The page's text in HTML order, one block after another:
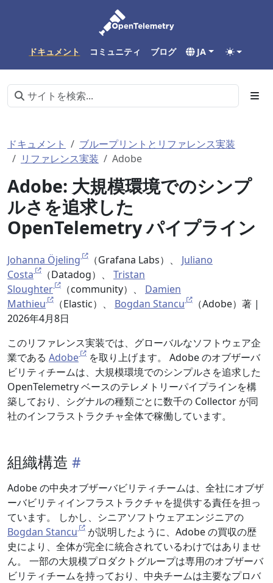
ドキュメント コミュニティ ブログ JA
ドキュメント
ブループリントとリファレンス実装
リファレンス実装
Adobe
Adobe: 大規模環境でのシンプ
ルさを追求した
OpenTelemetry パイプライン
Johanna Öjeling （Grafana Labs）、 Juliano
Costa
（Datadog）、 Tristan
Sloughter
（community）、 Damien
Mathieu
（Elastic）、 Bogdan Stancu
（Adobe）著 |
2026年4月8日
このリファレンス実装では、グローバルなソフトウェア企
業である Adobe
を取り上げます。 Adobe のオブザーバ
ビリティチームは、大規模環境でのシンプルさを追求した
OpenTelemetry ベースのテレメトリーパイプラインを構
築しており、シグナルの種類ごとに数千の Collector が同
社のインフラストラクチャ全体で稼働しています。
組織構造
Adobe の中央オブザーバビリティチームは、全社にオブザ
ーバビリティインフラストラクチャを提供する責任を担っ
ています。 しかし、シニアソフトウェアエンジニアの
Bogdan Stancu
が説明したように、Adobe の買収の歴
史により、全体が完全に統合されているわけではありませ
ん。 一部の大規模プロダクトグループは専用のオブザーバ
ビリティチームを持っており、中央チームは主要なプロバ